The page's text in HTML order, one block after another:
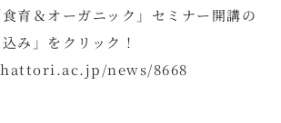
育＆オーガニック」セミナー開講の
み」をクリック！
news/8668